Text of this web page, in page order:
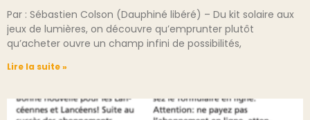
Par : Sébastien Colson (Dauphiné libéré) – Du kit solaire aux
jeux de lumières, on découvre qu’emprunter plutôt
qu’acheter ouvre un champ infini de possibilités,
Lire la suite »